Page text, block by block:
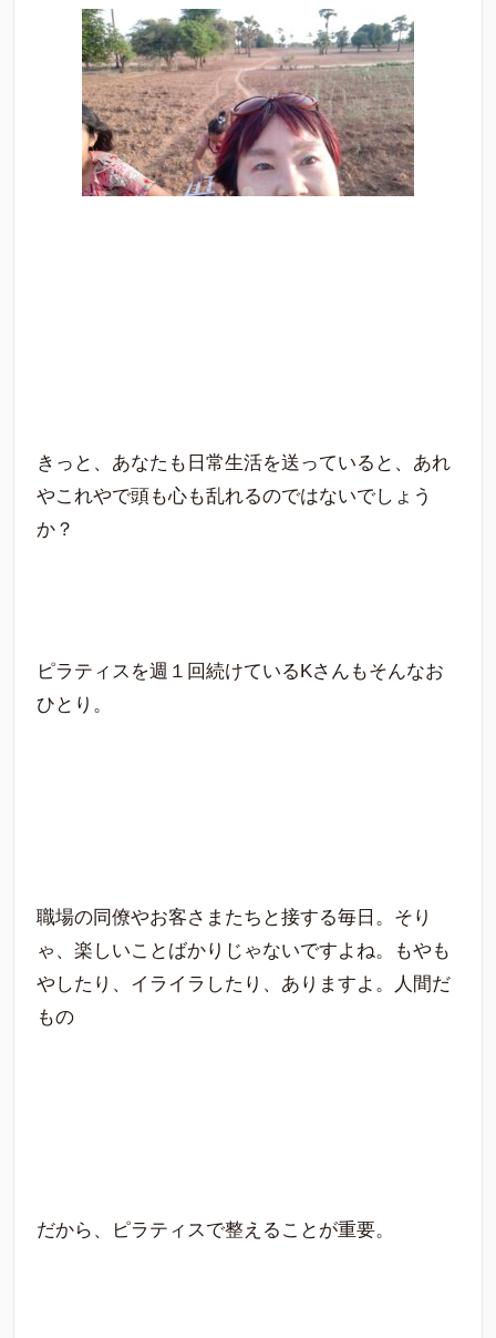
きっと、あなたも日常生活を送っていると、あれ
やこれやで頭も心も乱れるのではないでしょう
か？
ピラティスを週１回続けているKさんもそんなお
ひとり。
職場の同僚やお客さまたちと接する毎日。そり
ゃ、楽しいことばかりじゃないですよね。もやも
やしたり、イライラしたり、ありますよ。人間だ
もの
だから、ピラティスで整えることが重要。